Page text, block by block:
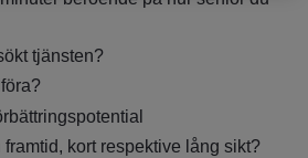
tjänsten?
framtid, kort respektive lång sikt?